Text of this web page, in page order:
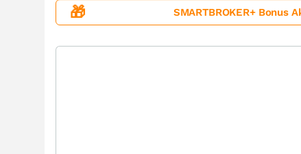
🎁 SMARTBROKER+ Bonus